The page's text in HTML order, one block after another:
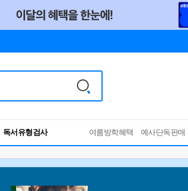
RBTI Lab
독서유형검사
여름방학혜택 예사단독판매